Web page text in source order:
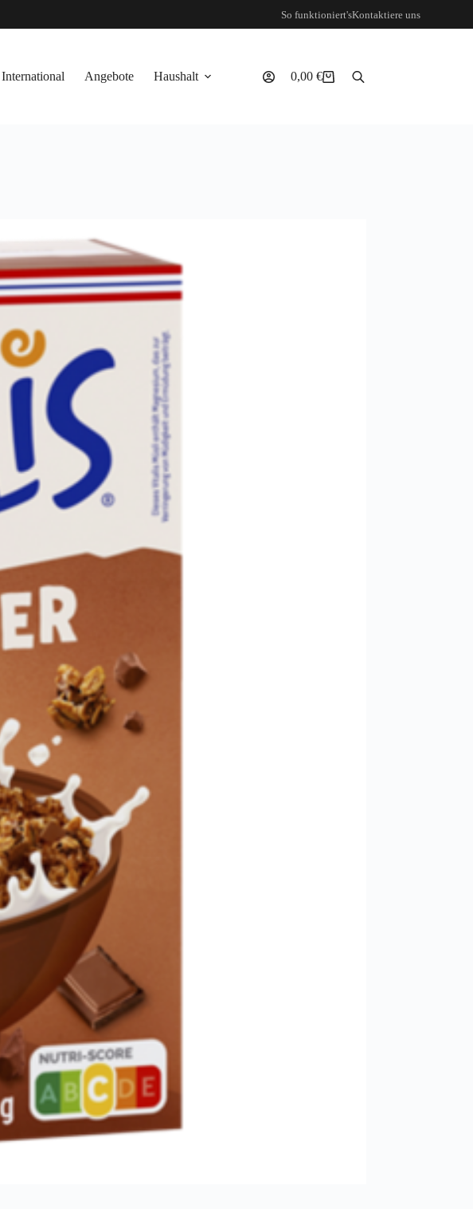
So funktioniert'sKontaktiere uns
International Angebote Haushalt Warenkorb
0,00 €